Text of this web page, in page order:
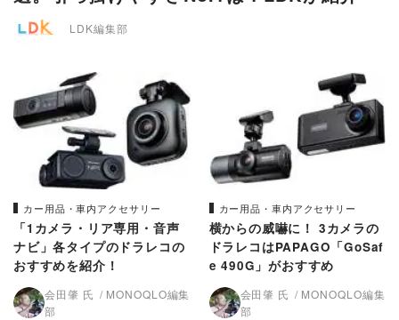
LDK編集部
カー用品・車内アクセサリー
「1カメラ・リア専用・音声
ナビ」各タイプのドラレコの
おすすめを紹介！
会田肇 氏
MONOQLO編集
部
カー用品・車内アクセサリー
横からの威嚇に！ 3カメラの
ドラレコはPAPAGO「GoSaf
e 490G」がおすすめ
会田肇 氏
MONOQLO編集
部